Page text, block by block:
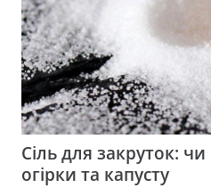
Сіль для закруток: чи
огірки та капусту